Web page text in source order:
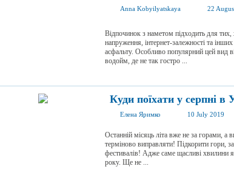
Anna Kobyilyatskaya 22
Відпочинок з наметом підходить для тих,
напруження, інтернет-залежності та
асфальту. Особливо популярний цей вид
водойм, де не так гостро ...
Куди поїхати у серпні в
Елена Яримко 10 July 2019
Останній місяць літа вже не за горами,
терміново виправляти! Підкорити гори,
фестивалів! Адже саме щасливі хвилини
року. Ще не ...